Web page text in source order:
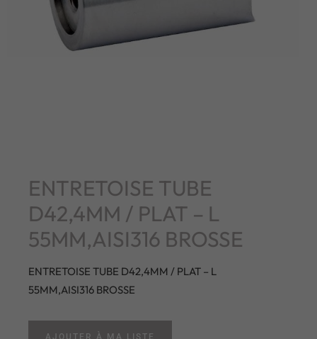
ENTRETOISE TUBE
D42,4MM / PLAT – L
55MM,AISI316 BROSSE
ENTRETOISE TUBE D42,4MM / PLAT – L
55MM,AISI316 BROSSE
AJOUTER À MA LISTE